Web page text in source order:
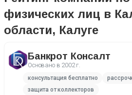
физических лиц в
области, Калуге
Банкрот Консалт
Основано в 2002 г.
консультация бесплатно
защита от коллекторов